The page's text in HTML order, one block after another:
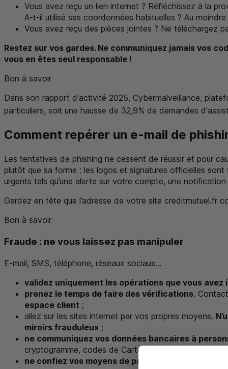
Vous avez reçu un lien internet ? Réfléchissez à la
A-t-il utilisé ses coordonnées habituelles ? Au
Vous avez reçu des pièces jointes ? Ne téléchargez
Restez sur vos gardes. Ne communiquez jamais vos
vous en êtes seul responsable !
Bon à savoir
Dans son rapport d'activité 2025, Cybermalveillance,
particuliers, soit une hausse de 32,9% de demandes
Comment repérer un e-mail de
Les tentatives de phishing ne cessent de réussir et pour
plutôt que sa forme : les logos et signatures officielles
urgents tels qu’une alerte sur votre compte, une
Gardez en tête que l’adresse de votre site creditmutuel.fr
Bon à savoir
Fraude : ne vous laissez pas manipuler
E-mail, SMS, téléphone, réseaux sociaux...
validez uniquement les opérations que vous avez
prenez le temps de faire des vérifications.
espace client ;
allez sur les sites internet par vos propres moyens.
miroirs frauduleux ;
ne communiquez vos données bancaires à
cryptogramme, codes de Cartes de Clés Personnelles,
ne confiez vos moyens de paiement et valeurs à